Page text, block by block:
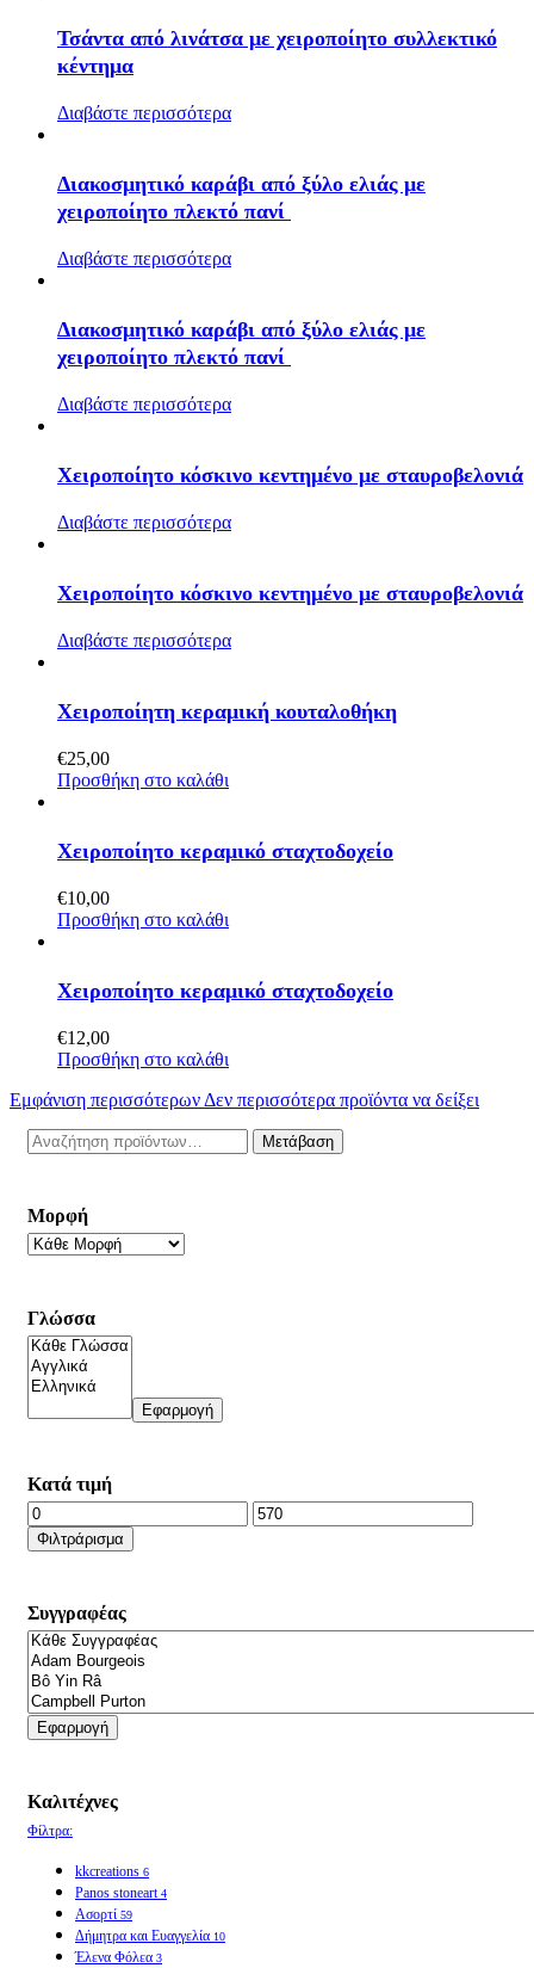
Τσάντα από λινάτσα με χειροποίητο συλλεκτικό
κέντημα
Διαβάστε περισσότερα
Διακοσμητικό καράβι από ξύλο ελιάς με
χειροποίητο πλεκτό πανί
Διαβάστε περισσότερα
Διακοσμητικό καράβι από ξύλο ελιάς με
χειροποίητο πλεκτό πανί
Διαβάστε περισσότερα
Χειροποίητο κόσκινο κεντημένο με σταυροβελονιά
Διαβάστε περισσότερα
Χειροποίητο κόσκινο κεντημένο με σταυροβελονιά
Διαβάστε περισσότερα
Χειροποίητη κεραμική κουταλοθήκη
€25,00
Προσθήκη στο καλάθι
Χειροποίητο κεραμικό σταχτοδοχείο
€10,00
Προσθήκη στο καλάθι
Χειροποίητο κεραμικό σταχτοδοχείο
€12,00
Προσθήκη στο καλάθι
Εμφάνιση περισσότερων Δεν περισσότερα προϊόντα να δείξει
Αναζήτηση
για:
Μετάβαση
Μορφή
Γλώσσα
Εφαρμογή
Κατά τιμή
Ελάχιστη
τιμή
Μέγιστη
τιμή
Φιλτράρισμα
Συγγραφέας
Εφαρμογή
Καλιτέχνες
Φίλτρα:
kkcreations 6
Panos stoneart4
Ασορτί 59
Δήμητρα και Ευαγγελία 10
Έλενα Φόλεα 3